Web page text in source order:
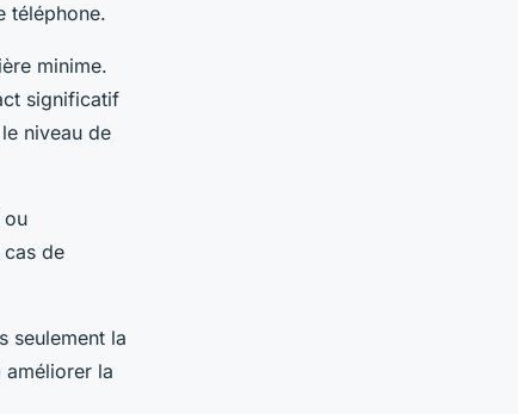
téléphone.
minime.
significatif
niveau de
ou
de
seulement la
la